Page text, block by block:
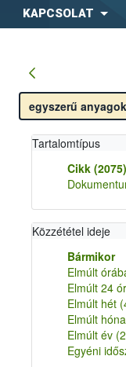
KAPCSOLAT
Tartalomtípus
Cikk (2075)
Közzététel ideje
Bármikor
Elmúlt
Elmúlt 24
Elmúlt hét
Elmúlt
Elmúlt év
Egyéni